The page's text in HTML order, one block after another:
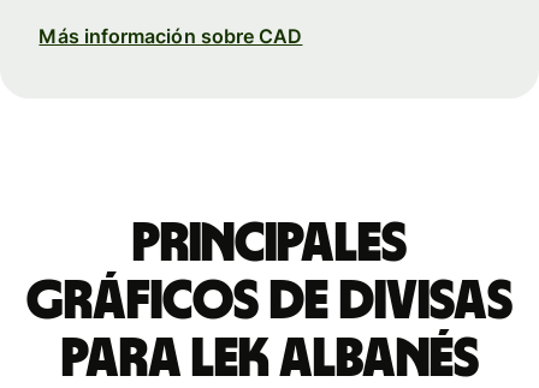
Más información sobre CAD
Principales
gráficos de divisas
para lek albanés